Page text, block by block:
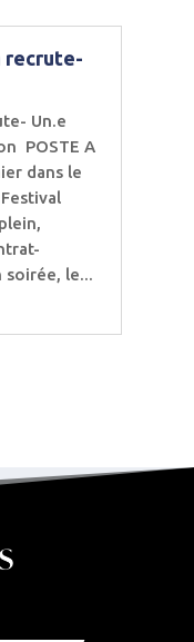
recrute-
Un.e
POSTE A
dans le
soirée, le...